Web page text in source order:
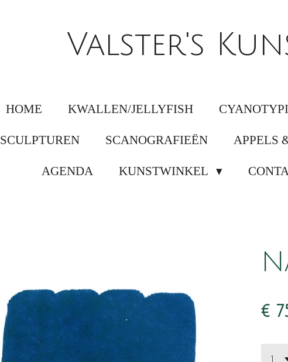
Valster's
HOME KWALLEN/JELLYFISH
SCULPTUREN SCANOGRAFIEËN APPELS
AGENDA KUNSTWINKEL
€